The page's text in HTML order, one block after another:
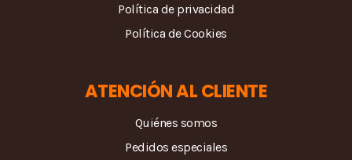
Política de privacidad
Política de Cookies
ATENCIÓN AL CLIENTE
Quiénes somos
Pedidos especiales